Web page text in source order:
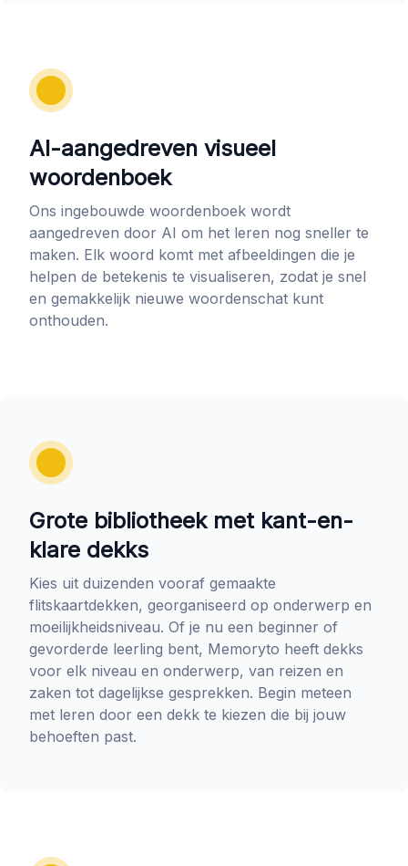
AI-aangedreven visueel
woordenboek
Ons ingebouwde woordenboek wordt
aangedreven door AI om het leren nog sneller te
maken. Elk woord komt met afbeeldingen die je
helpen de betekenis te visualiseren, zodat je snel
en gemakkelijk nieuwe woordenschat kunt
onthouden.
Grote bibliotheek met kant-en-
klare dekks
Kies uit duizenden vooraf gemaakte
flitskaartdekken, georganiseerd op onderwerp en
moeilijkheidsniveau. Of je nu een beginner of
gevorderde leerling bent, Memoryto heeft dekks
voor elk niveau en onderwerp, van reizen en
zaken tot dagelijkse gesprekken. Begin meteen
met leren door een dekk te kiezen die bij jouw
behoeften past.